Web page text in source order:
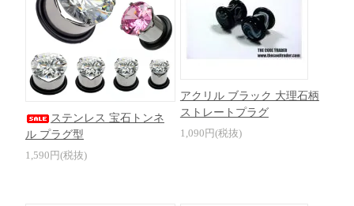
ステンレス 宝石トンネ
ル プラグ型
1,590円(税抜)
アクリル ブラック 大理石柄
ストレートプラグ
1,090円(税抜)